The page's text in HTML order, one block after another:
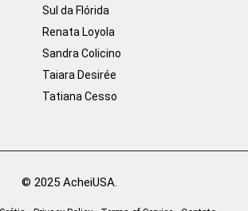
Sul da Flórida
Renata Loyola
Sandra Colicino
Taiara Desirée
Tatiana Cesso
© 2025 AcheiUSA.